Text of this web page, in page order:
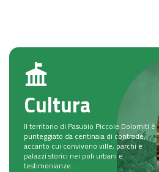
Cultura
Il territorio di Pasubio Piccole Dolomiti è
punteggiato da centinaia di contrade,
accanto cui convivono ville, parchi e
palazzi storici nei poli urbani e
testimonianze...